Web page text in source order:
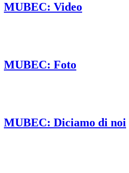
MUBEC: Video
MUBEC: Foto
MUBEC: Diciamo di noi